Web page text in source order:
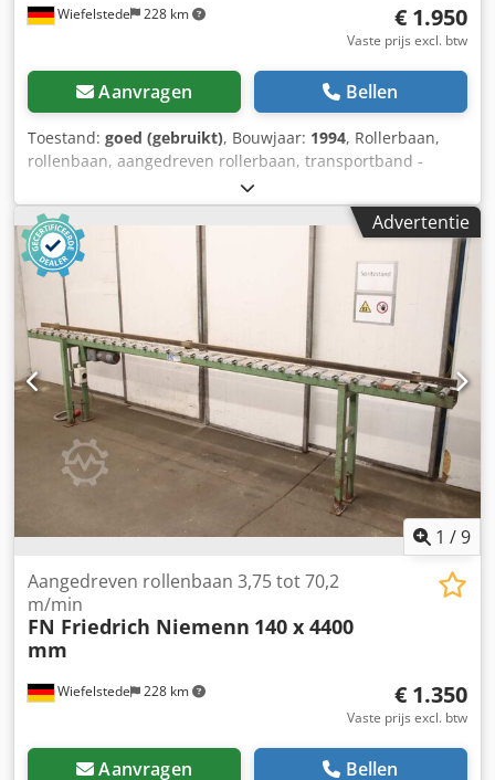
Wiefelstede 228 km € 1.950
Vaste prijs excl. btw
Aanvragen Bellen
Toestand: goed (gebruikt), Bouwjaar: 1994, Rollerbaan,
rollenbaan, aangedreven rollerbaan, transportband -
Fabrikant: Gubisch, aangedreven rollerbaan type RF 4.0
Dcedpfx Ajzq Abcsm Rek -Aandrijfmotor: Lenze 0,37 kW
met regelmechanisme -Snelheid: 9 tot 45 m/min -
Rollenbreedte: 250 mm -Rollerdiameter: 83 mm -
Asafstand: 130 mm -Transportlengte: ca. 4000 mm -
Onderstel: in hoogte verstelbaar -Afmetingen:
4000/360/H1050 mm -Gewicht: 328 kg
Advertentie
1 /9
Wiefelstede 228 km
Aangedreven rollenbaan 3,75 tot 70,2
m/min
FN Friedrich Niemenn 140 x 4400
mm
€ 1.350
Vaste prijs excl. btw
Aanvragen Bellen